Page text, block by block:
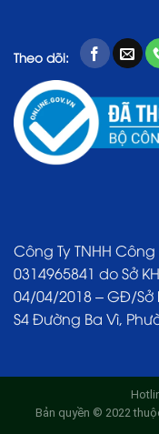
Theo dõi:
Công Ty TNHH
0314965841 do Sở
04/04/2018 – GĐ/
S4 Đường Ba Vì,
Bản quyền © 2022